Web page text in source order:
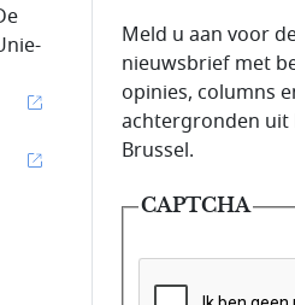
E-mailadres van
Meld u aan voor
nieuwsbrief met
opinies, columns
achtergronden uit
Brussel.
CAPTCHA